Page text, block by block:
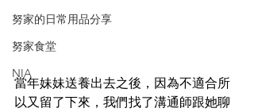
努家的日常用品分享
努家食堂
NIA
當年妹妹送養出去之後，因為不適合所
以又留了下來，我們找了溝通師跟她聊